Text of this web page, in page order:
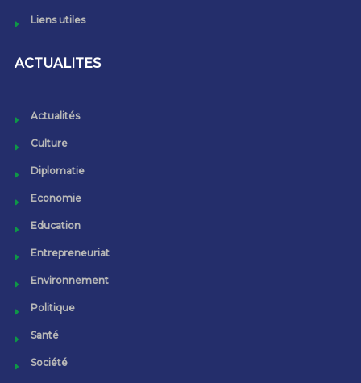
Liens utiles
ACTUALITES
Actualités
Culture
Diplomatie
Economie
Education
Entrepreneuriat
Environnement
Politique
Santé
Société